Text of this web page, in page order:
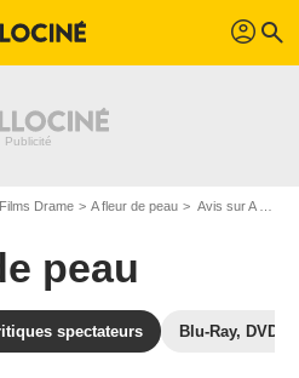
profil search
Films Drame A fleur de peau Avis sur A fleur de peau
peau
spectateurs Blu-Ray, DVD